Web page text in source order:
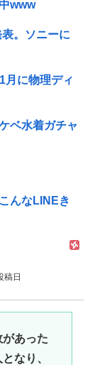
www
。ソニーに
月に物理ディ
ベ水着ガチャ
んなLINEき
稿日
あった
なり、